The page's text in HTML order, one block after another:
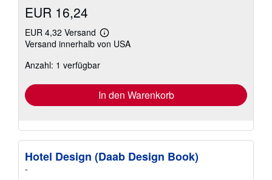
EUR 16,24
EUR 4,32 Versand
Weitere
Informationen
Versand innerhalb von USA
Anzahl: 1 verfügbar
In den Warenkorb
Hotel Design (Daab Design Book)
-